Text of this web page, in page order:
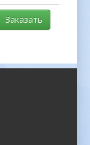
Заказать